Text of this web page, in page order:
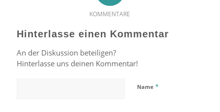
KOMMENTARE
Hinterlasse einen Kommentar
An der Diskussion beteiligen?
Hinterlasse uns deinen Kommentar!
Name *